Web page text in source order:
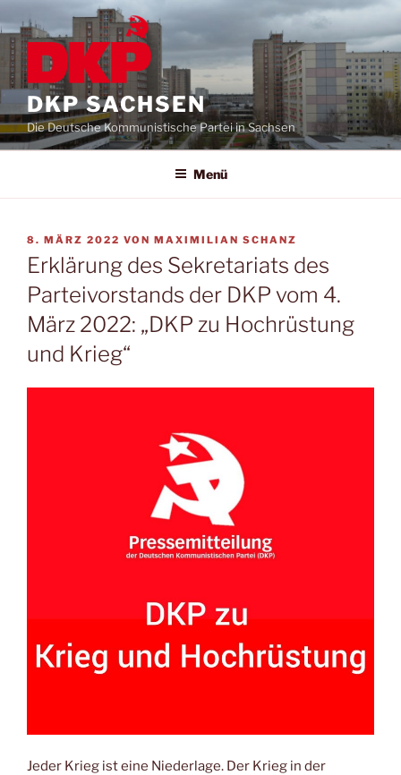
DKP SACHSEN
Die Deutsche Kommunistische Partei in Sachsen
Menü
8. MÄRZ 2022 VON MAXIMILIAN SCHANZ
Erklärung des Sekretariats des
Parteivorstands der DKP vom 4.
März 2022: „DKP zu Hochrüstung
und Krieg“
Jeder Krieg ist eine Niederlage. Der Krieg in der